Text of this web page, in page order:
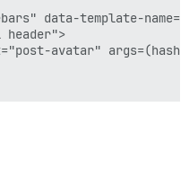
data-template-
header">
avatar" args=(hash